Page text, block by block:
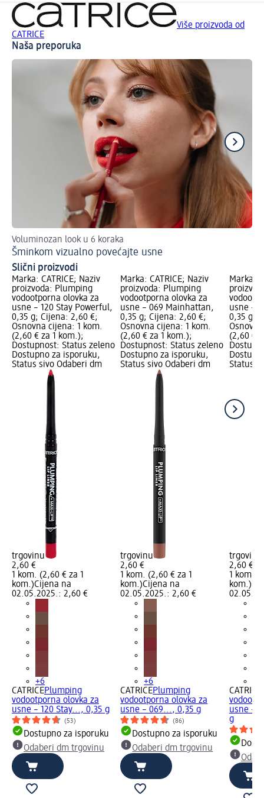
Više proizvoda od
CATRICE
Naša preporuka
Voluminozan look u 6 koraka
Šminkom vizualno povećajte usne
Slični proizvodi
Marka: CATRICE; Naziv
proizvoda: Plumping
vodootporna olovka za
usne – 120 Stay Powerful,
0,35 g; Cijena: 2,60 €;
Osnovna cijena: 1 kom.
(2,60 € za 1 kom.);
Dostupnost: Status zeleno
Dostupno za isporuku,
Status sivo Odaberi dm
trgovinu
2,60 €
1 kom. (2,60 € za 1
kom.)Cijena na
02.05.2025.: 2,60 €
+6
CATRICEPlumping
vodootporna olovka za
usne – 120 Stay..., 0,35 g
(53)
Dostupno za isporuku
Odaberi dm trgovinu
Marka: CATRICE; Naziv
proizvoda: Plumping
vodootporna olovka za
usne – 069 Mainhattan,
0,35 g; Cijena: 2,60 €;
Osnovna cijena: 1 kom.
(2,60 € za 1 kom.);
Dostupnost: Status zeleno
Dostupno za isporuku,
Status sivo Odaberi dm
trgovinu
2,60 €
1 kom. (2,60 € za 1
kom.)Cijena na
02.05.2025.: 2,60 €
+6
CATRICEPlumping
vodootporna olovka za
usne – 069..., 0,35 g
(86)
Dostupno za isporuku
Odaberi dm trgovinu
Marka:
usne –
0,35 g;
(2,60 €
Status
trgovinu
2,60 €
1 kom.
kom.)
CATRICE
usne –
g